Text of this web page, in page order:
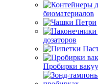
биоматериалов
дозаторов
Пробирки